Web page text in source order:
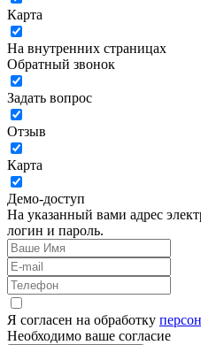
Карта
На внутренних страницах
Обратный звонок
Задать вопрос
Отзыв
Карта
Демо-доступ
На указанный вами адрес
логин и пароль.
Я согласен на обработку
Необходимо ваше согласие